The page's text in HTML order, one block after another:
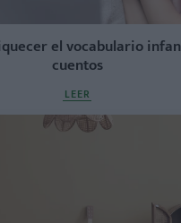
el vocabulario
cuentos
LEER